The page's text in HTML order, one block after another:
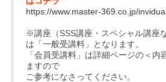
https://www.master-369.co.jp/
※講座（SSS講座・スペシャル講座
は「一般受講料」となります。
「会員受講料」は詳細ページの＜内
ますので
ご参考になさってください。